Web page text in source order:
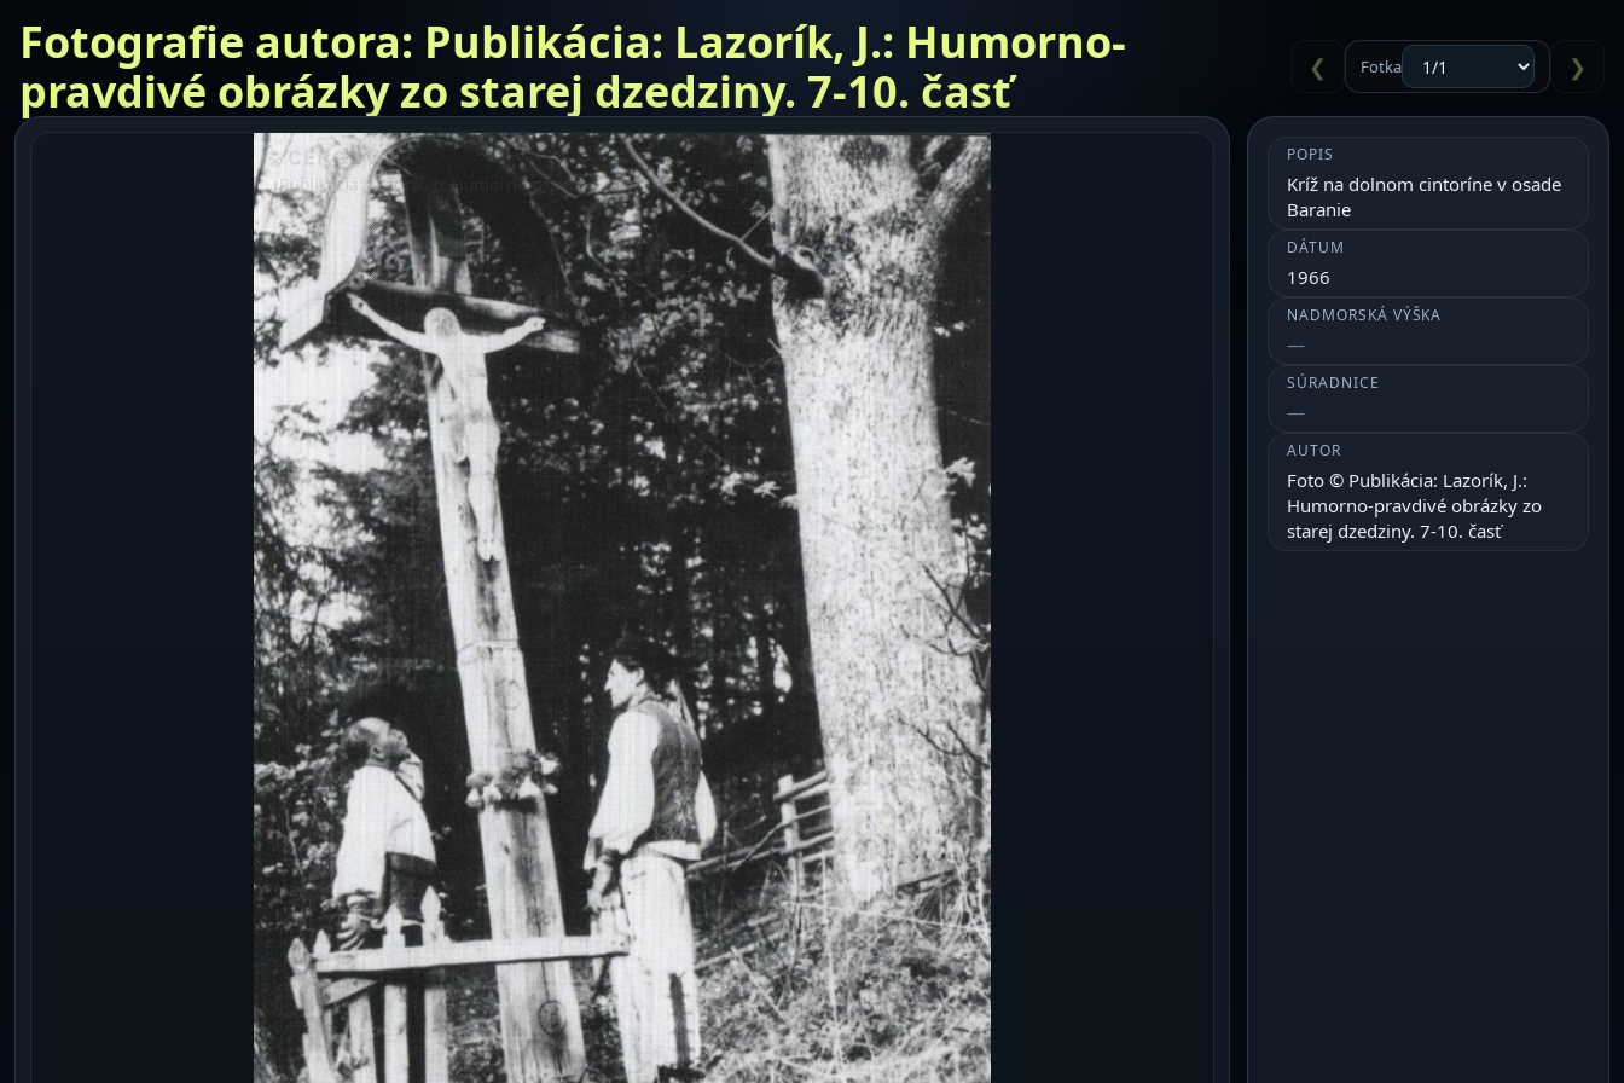
Fotografie autora: Publikácia: Lazorík, J.: Humorno-
pravdivé obrázky zo starej dzedziny. 7-10. časť
❮ Fotka ❯
POPIS
Kríž na dolnom cintoríne v osade
Baranie
DÁTUM
1966
NADMORSKÁ VÝŠKA
SÚRADNICE
AUTOR
Foto © Publikácia: Lazorík, J.:
Humorno-pravdivé obrázky zo
starej dzedziny. 7-10. časť